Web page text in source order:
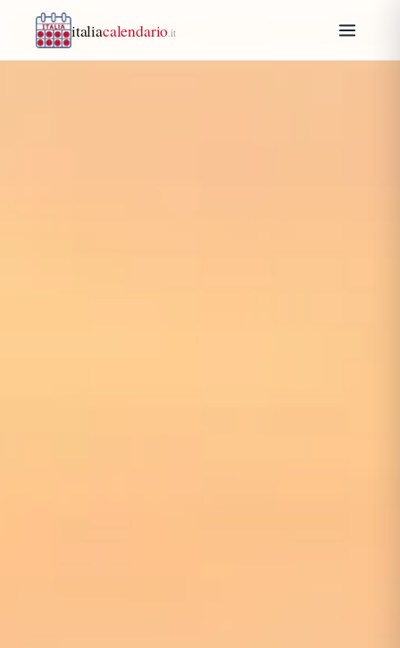
italiacalendario .it